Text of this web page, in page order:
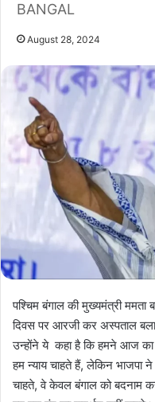
BANGAL
August 28, 2024
पश्चिम बंगाल की मुख्यमंत्री
दिवस पर आरजी कर अस्पताल
उन्होंने ये कहा है कि हमने आज का
हम न्याय चाहते हैं, लेकिन भाजपा
चाहते, वे केवल बंगाल को बदनाम